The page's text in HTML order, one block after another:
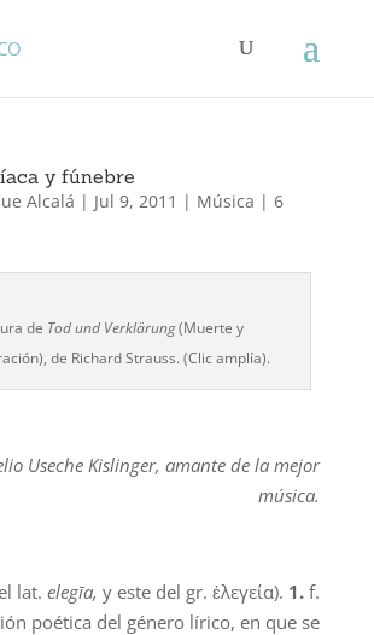
y fúnebre
Alcalá | Jul 9, 2011 | Música | 6
de Tod und Verklärung(Muerte y
de Richard Strauss. (Clic amplía).
Useche Kislinger, amante de la mejor
música.
lat.elegīa, y este del gr. ἐλεγεία). 1.f.
poética del género lírico, en que se